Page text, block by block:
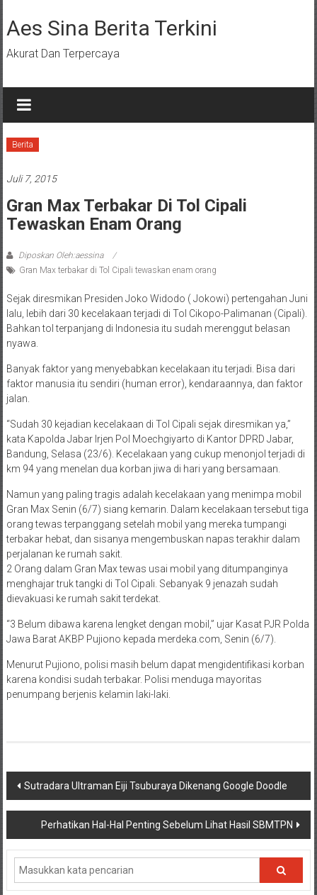
ke
konten
Aes Sina Berita Terkini
Akurat Dan Terpercaya
Berita
Juli 7, 2015
Gran Max Terbakar Di Tol Cipali
Tewaskan Enam Orang
Diposkan Oleh:aessina
Gran Max terbakar di Tol Cipali tewaskan enam orang
Sejak diresmikan Presiden Joko Widodo ( Jokowi) pertengahan Juni
lalu, lebih dari 30 kecelakaan terjadi di Tol Cikopo-Palimanan (Cipali).
Bahkan tol terpanjang di Indonesia itu sudah merenggut belasan
nyawa.
Banyak faktor yang menyebabkan kecelakaan itu terjadi. Bisa dari
faktor manusia itu sendiri (human error), kendaraannya, dan faktor
jalan.
“Sudah 30 kejadian kecelakaan di Tol Cipali sejak diresmikan ya,”
kata Kapolda Jabar Irjen Pol Moechgiyarto di Kantor DPRD Jabar,
Bandung, Selasa (23/6). Kecelakaan yang cukup menonjol terjadi di
km 94 yang menelan dua korban jiwa di hari yang bersamaan.
Namun yang paling tragis adalah kecelakaan yang menimpa mobil
Gran Max Senin (6/7) siang kemarin. Dalam kecelakaan tersebut tiga
orang tewas terpanggang setelah mobil yang mereka tumpangi
terbakar hebat, dan sisanya mengembuskan napas terakhir dalam
perjalanan ke rumah sakit.
2 Orang dalam Gran Max tewas usai mobil yang ditumpanginya
menghajar truk tangki di Tol Cipali. Sebanyak 9 jenazah sudah
dievakuasi ke rumah sakit terdekat.
“3 Belum dibawa karena lengket dengan mobil,” ujar Kasat PJR Polda
Jawa Barat AKBP Pujiono kepada merdeka.com, Senin (6/7).
Menurut Pujiono, polisi masih belum dapat mengidentifikasi korban
karena kondisi sudah terbakar. Polisi menduga mayoritas
penumpang berjenis kelamin laki-laki.
Navigasi
pos
Sutradara Ultraman Eiji Tsuburaya Dikenang Google Doodle
Perhatikan Hal-Hal Penting Sebelum Lihat Hasil SBMTPN